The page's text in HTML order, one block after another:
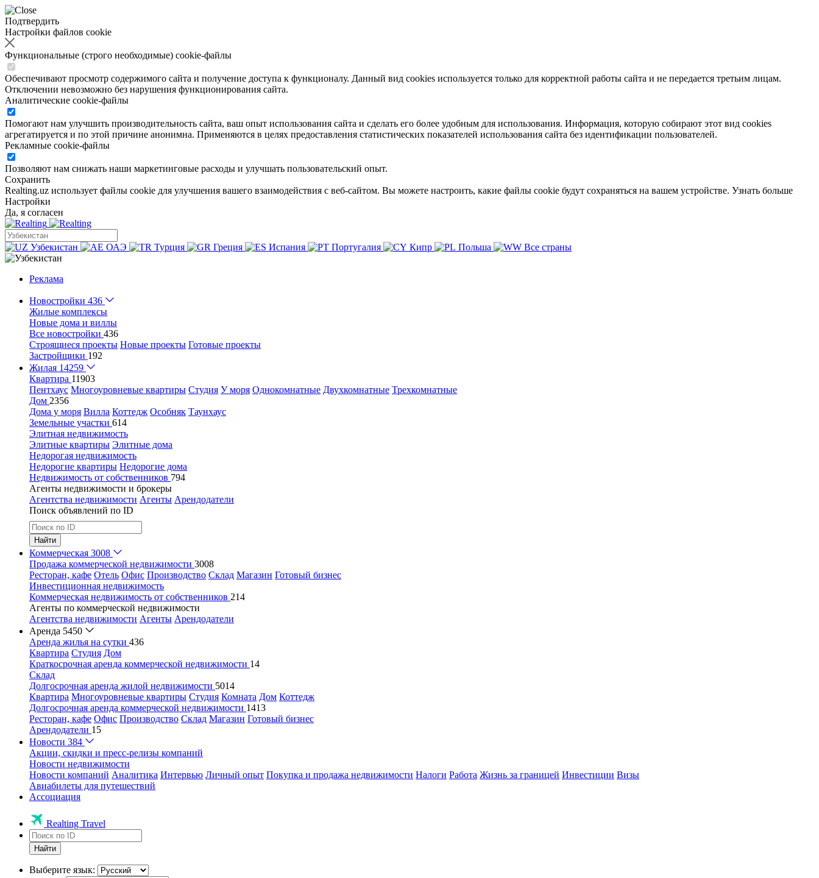
Подтвердить
Настройки файлов cookie
Функциональные (строго необходимые) cookie-файлы
Обеспечивают просмотр содержимого сайта и получение доступа к функционалу. Данный вид cookies используется только для корректной работы сайта и не передается третьим лицам.
Отключении невозможно без нарушения функционирования сайта.
Аналитические cookie-файлы
Помогают нам улучшить производительность сайта, ваш опыт использования сайта и сделать его более удобным для использования. Информация, которую собирают этот вид cookies
агрегатируется и по этой причине анонимна. Применяются в целях предоставления статистических показателей использования сайта без идентификации пользователей.
Рекламные cookie-файлы
Позволяют нам снижать наши маркетинговые расходы и улучшать пользовательский опыт.
Сохранить
Realting.uz использует файлы cookie для улучшения вашего взаимодействия с веб-сайтом. Вы можете настроить, какие файлы cookie будут сохраняться на вашем устройстве. Узнать больше
Настройки
Да, я согласен
Узбекистан ОАЭ Турция Греция Испания Португалия Кипр Польша Все страны
Реклама
Новостройки 436
Жилые комплексы
Новые дома и виллы
Все новостройки 436
Строящиеся проекты Новые проекты Готовые проекты
Застройщики 192
Жилая 14259
Квартира 11903
Пентхаус Многоуровневые квартиры Студия У моря Однокомнатные Двухкомнатные Трехкомнатные
Дом 2356
Дома у моря Вилла Коттедж Особняк Таунхаус
Земельные участки 614
Элитная недвижимость
Элитные квартиры Элитные дома
Недорогая недвижимость
Недорогие квартиры Недорогие дома
Недвижимость от собственников 794
Агенты недвижимости и брокеры
Агентства недвижимости Агенты Арендодатели
Поиск объявлений по ID
Найти
Коммерческая 3008
Продажа коммерческой недвижимости 3008
Ресторан, кафе Отель Офис Производство Склад Магазин Готовый бизнес
Инвестиционная недвижимость
Коммерческая недвижимость от собственников 214
Агенты по коммерческой недвижимости
Агентства недвижимости Агенты Арендодатели
Аренда 5450
Аренда жилья на сутки 436
Квартира Студия Дом
Краткосрочная аренда коммерческой недвижимости 14
Склад
Долгосрочная аренда жилой недвижимости 5014
Квартира Многоуровневые квартиры Студия Комната Дом Коттедж
Долгосрочная аренда коммерческой недвижимости 1413
Ресторан, кафе Офис Производство Склад Магазин Готовый бизнес
Арендодатели 15
Новости 384
Акции, скидки и пресс-релизы компаний
Новости недвижимости
Новости компаний Аналитика Интервью Личный опыт Покупка и продажа недвижимости Налоги Работа Жизнь за границей Инвестиции Визы
Авиабилеты для путешествий
Ассоциация
Realting Travel
Найти
Выберите язык: